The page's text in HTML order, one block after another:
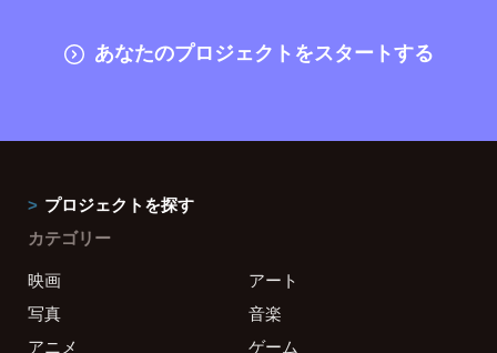
あなたのプロジェクトをスタートする
プロジェクトを探す
カテゴリー
映画
アート
写真
音楽
アニメ
ゲーム